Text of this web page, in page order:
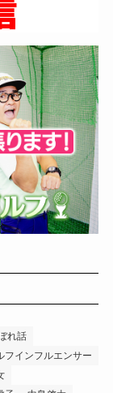
れ話
フインフルエンサー